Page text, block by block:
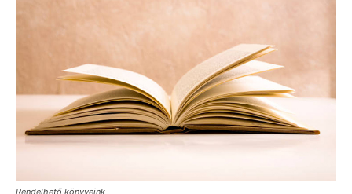
Rendelhető könyveink